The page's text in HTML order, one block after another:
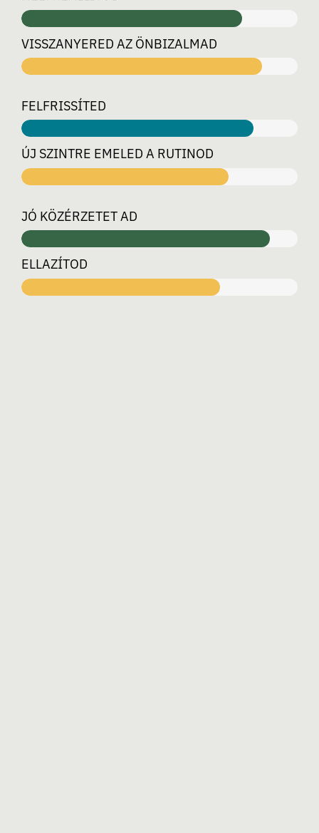
VISSZANYERED AZ ÖNBIZALMAD
FELFRISSÍTED
ÚJ SZINTRE EMELED A RUTINOD
JÓ KÖZÉRZETET AD
ELLAZÍTOD